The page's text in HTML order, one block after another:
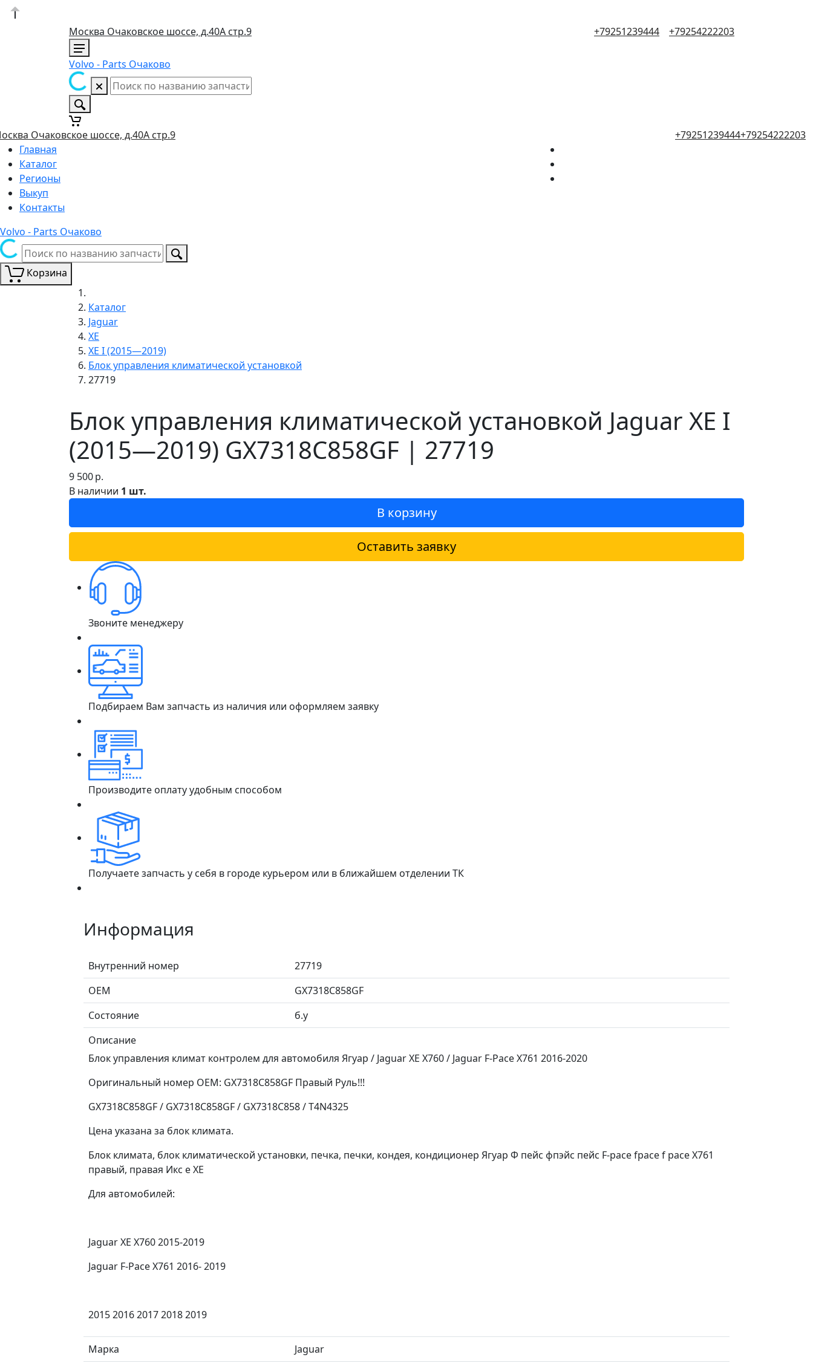
Москва Очаковское шоссе, д.40А стр.9 +79251239444 +79254222203
Volvo - Parts Очаково
Очаковское шоссе, д.40А стр.9 +79251239444+79254222203
Главная
Каталог
Регионы
Выкуп
Контакты
Volvo - Parts Очаково
Корзина
Каталог
Jaguar
XE
XE I (2015—2019)
Блок управления климатической установкой
27719
Блок управления климатической установкой Jaguar XE I
(2015—2019) GX7318C858GF | 27719
9 500р.
В наличии 1 шт.
В корзину
Оставить заявку
Звоните менеджеру
Подбираем Вам запчасть из наличия или оформляем заявку
Производите оплату удобным способом
Получаете запчасть у себя в городе курьером или в ближайшем отделении ТК
Информация
Внутренний номер
27719
ОЕМ
GX7318C858GF
Состояние
б.у
Описание
Блок управления климат контролем для автомобиля Ягуар / Jaguar XE X760 / Jaguar F-Pace X761 2016-2020
Оригинальный номер OEM: GX7318C858GF Правый Руль!!!
GX7318C858GF / GX7318C858GF / GX7318C858 / T4N4325
Цена указана за блок климата.
Блок климата, блок климатической установки, печка, печки, кондея, кондиционер Ягуар Ф пейс фпэйс пейс F-pace fpace f pace Х761
правый, правая Икс е ХЕ
Для автомобилей:
Jaguar XE X760 2015-2019
Jaguar F-Pace X761 2016- 2019
2015 2016 2017 2018 2019
Марка
Jaguar